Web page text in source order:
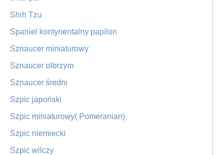
Shih Tzu
Spaniel kontynentalny papilon
Sznaucer miniaturowy
Sznaucer olbrzym
Sznaucer średni
Szpic japoński
Szpic miniaturowy( Pomeranian)
Szpic niemiecki
Szpic wilczy